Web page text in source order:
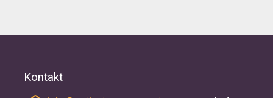
Kontakt